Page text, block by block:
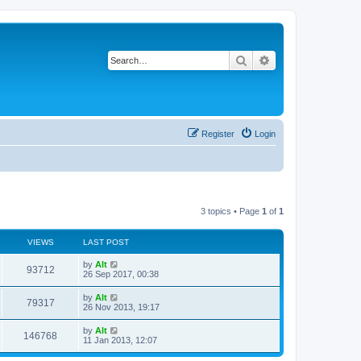
Search
Login
Register
3 topics • Page 1 of 1
VIEWS LAST POST
93712V
i
w
s
L
a
t
p
o
s
t
by Alt
26 Sep 2017, 00:38
79317V
i
L
a
t
p
o
s
by Alt
26 Nov 2013, 19:17
146768
i
L
a
t
by Alt
11 Jan 2013, 12:07